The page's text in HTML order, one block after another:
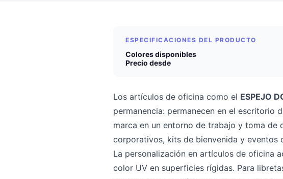
ESPECIFICACIONES DEL PRODUCTO
Colores disponibles
Precio desde
Los artículos de oficina como el ESPEJO
permanencia: permanecen en el escritorio
marca en un entorno de trabajo y toma de
corporativos, kits de bienvenida y eventos
La personalización en artículos de oficina
color UV en superficies rígidas. Para